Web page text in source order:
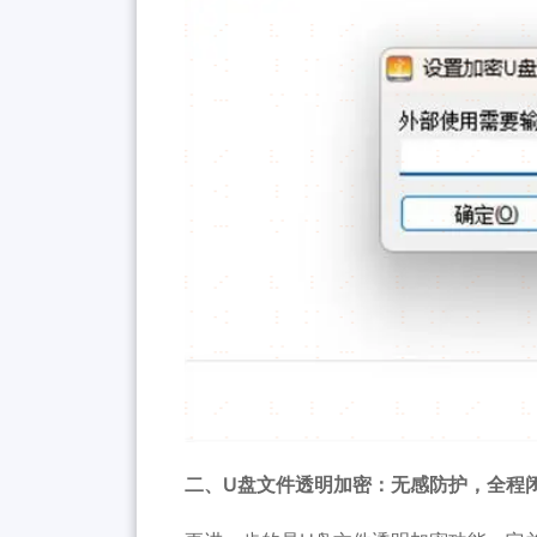
二、U盘文件透明加密：无感防护，全程